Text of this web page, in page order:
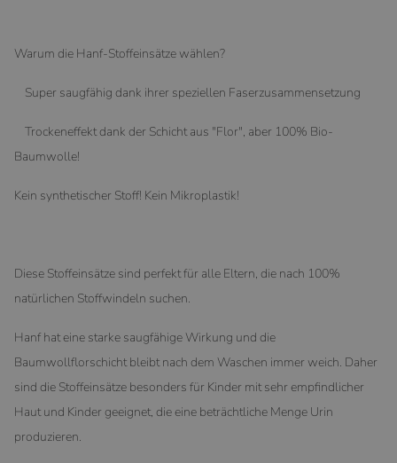
Warum die Hanf-Stoffeinsätze wählen?
Super saugfähig dank ihrer speziellen Faserzusammensetzung
Trockeneffekt dank der Schicht aus "Flor", aber 100% Bio-
Baumwolle!
Kein synthetischer Stoff! Kein Mikroplastik!
Diese Stoffeinsätze sind perfekt für alle Eltern, die nach 100%
natürlichen Stoffwindeln suchen.
Hanf hat eine starke saugfähige Wirkung und die
Baumwollflorschicht bleibt nach dem Waschen immer weich. Daher
sind die Stoffeinsätze besonders für Kinder mit sehr empfindlicher
Haut und Kinder geeignet, die eine beträchtliche Menge Urin
produzieren.